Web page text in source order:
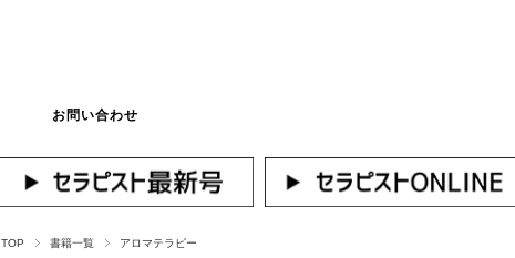
お問い合わせ
TOP 書籍一覧 アロマテラピー